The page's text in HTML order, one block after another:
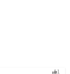
1